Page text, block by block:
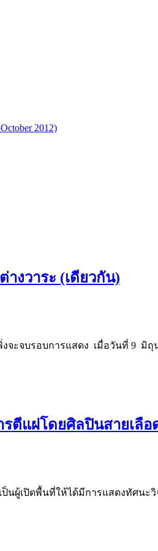
2012)
างวาระ (เดียวกัน)
พิ่งจะจบรอบการแสดง เมื่อวันที่
ตีแผ่โดยศิลปินสายเลือด
เปิดพื้นที่ให้ได้มีการแสดงทัศนะ